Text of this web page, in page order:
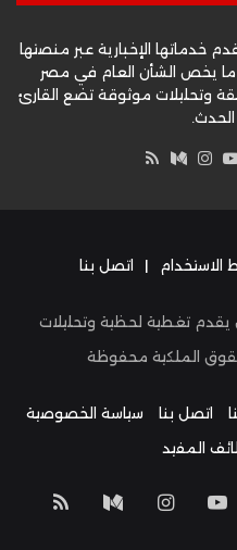
خدماتها الإخبارية عبر منصتها
ما يخص الشأن العام في مصر
وتحليلات موثوقة تضع القارئ
‫YouTube
انستقرام
وسط
الاستخدام | اتصل بنا
يقدم تغطية لحظية وتحليلات
الملكية محفوظة
اتصل بنا
سياسة الخصوصية
المفيد
‫YouTube
انستقراموسط